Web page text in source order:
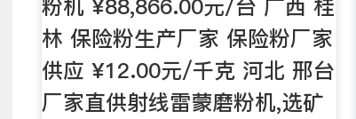
粉机 ¥88,866.00元/台 广西 桂
林 保险粉生产厂家 保险粉厂家
供应 ¥12.00元/千克 河北 邢台
厂家直供射线雷蒙磨粉机,选矿